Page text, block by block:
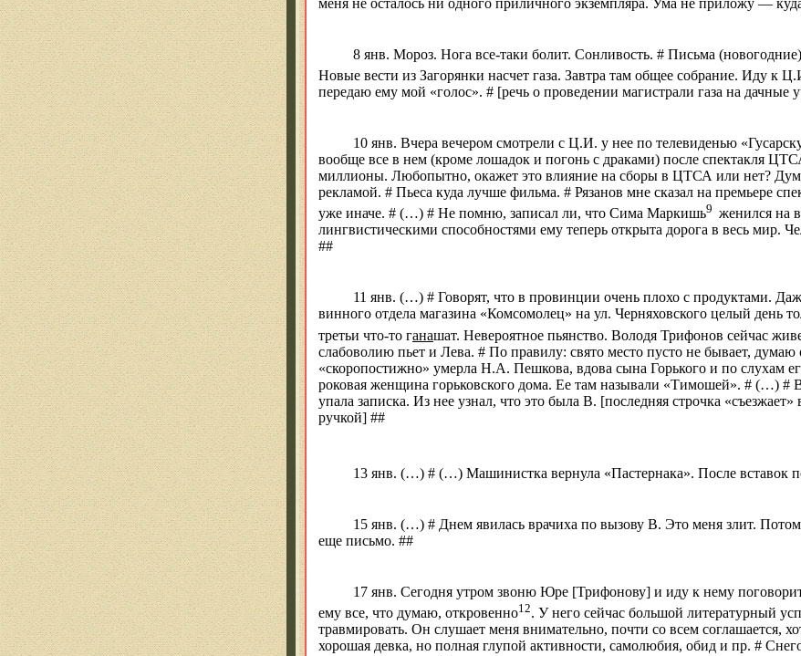
8 янв. Мороз. Нога все-таки болит. Сонливость. # Письма
Новые вести из Загорянки насчет газа. Завтра там общее собрание. Иду к
передаю ему мой «голос». # [речь о проведении магистрали газа на дачные
10 янв. Вчера вечером смотрели с Ц.И. у нее по телевиденью
вообще все в нем (кроме лошадок и погонь с драками) после спектакля
миллионы. Любопытно, окажет это влияние на сборы в ЦТСА или нет?
рекламой. # Пьеса куда лучше фильма. # Рязанов мне сказал на премьере
уже иначе. # (…) # Не помню, записал ли, что Сима Маркишь9 женился на
лингвистическими способностями ему теперь открыта дорога в весь мир.
##
11 янв. (…) # Говорят, что в провинции очень плохо с продуктами.
винного отдела магазина «Комсомолец» на ул. Черняховского целый день
третьи что-то ганашат. Невероятное пьянство. Володя Трифонов сейчас
слабоволию пьет и Лева. # По правилу: свято место пусто не бывает, думаю
«скоропостижно» умерла Н.А. Пешкова, вдова сына Горького и по слухам
роковая женщина горьковского дома. Ее там называли «Тимошей». # (…) #
упала записка. Из нее узнал, что это была В. [последняя строчка
ручкой] ##
13 янв. (…) # (…) Машинистка вернула «Пастернака». После вставок
15 янв. (…) # Днем явилась врачиха по вызову В. Это меня злит.
еще письмо. ##
17 янв. Сегодня утром звоню Юре [Трифонову] и иду к нему
ему все, что думаю, откровенно12. У него сейчас большой литературный
травмировать. Он слушает меня внимательно, почти со всем соглашается,
хорошая девка, но полная глупой активности, самолюбия, обид и пр. #